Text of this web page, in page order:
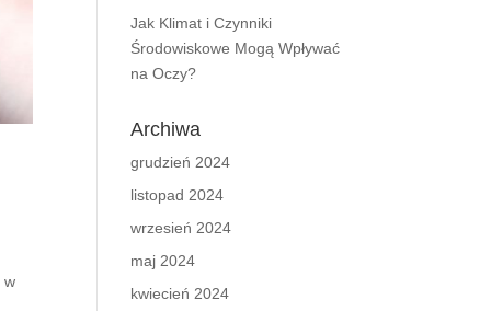
w
Jak Klimat i Czynniki
Środowiskowe Mogą Wpływać
na Oczy?
Archiwa
grudzień 2024
listopad 2024
wrzesień 2024
maj 2024
kwiecień 2024